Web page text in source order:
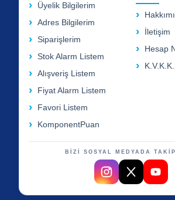
Üyelik Bilgilerim
Adres Bilgilerim
Siparişlerim
Stok Alarm Listem
Alışveriş Listem
Fiyat Alarm Listem
Favori Listem
KomponentPuan
İletişim
Hesap
BİZİ SOSYAL MEDYADA